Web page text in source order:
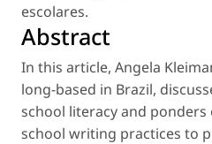
escolares.
Abstract
In this article, Angela
long-based in Brazil,
school literacy and
school writing practices to